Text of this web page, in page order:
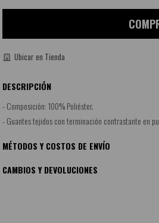
Ubicar en Tienda
DESCRIPCIÓN
- Composición: 100% Poliéster.
- Guantes tejidos con terminación contrastante en
MÉTODOS Y COSTOS DE ENVÍO
CAMBIOS Y DEVOLUCIONES